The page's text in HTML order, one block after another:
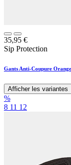
35,95 €
Sip Protection
Gants Anti-Coupure
Afficher les variantes
%
8 11 12